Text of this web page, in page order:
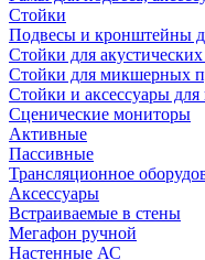
Стойки
Подвесы и кронштейны
Стойки для
Стойки для микшерных
Стойки и аксессуары
Сценические мониторы
Активные
Пассивные
Трансляционное
Аксессуары
Встраиваемые в стены
Мегафон ручной
Настенные АС